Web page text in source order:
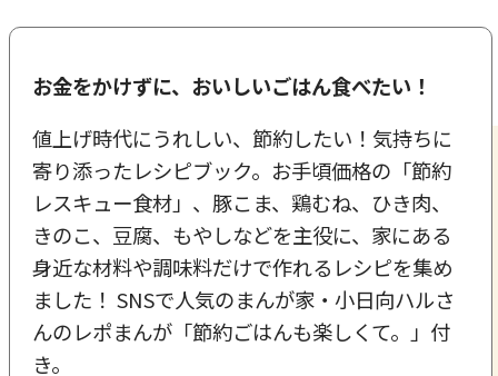
お金をかけずに、おいしいごはん食べたい！
値上げ時代にうれしい、節約したい！気持ちに
寄り添ったレシピブック。お手頃価格の「節約
レスキュー食材」、豚こま、鶏むね、ひき肉、
きのこ、豆腐、もやしなどを主役に、家にある
身近な材料や調味料だけで作れるレシピを集め
ました！ SNSで人気のまんが家・小日向ハルさ
んのレポまんが「節約ごはんも楽しくて。」付
き。